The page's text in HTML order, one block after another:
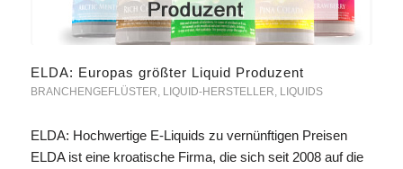
ELDA: Europas größter Liquid Produzent
BRANCHENGEFLÜSTER LIQUID-HERSTELLER LIQUIDS
ELDA: Hochwertige E-Liquids zu vernünftigen Preisen
ELDA ist eine kroatische Firma, die sich seit 2008 auf die